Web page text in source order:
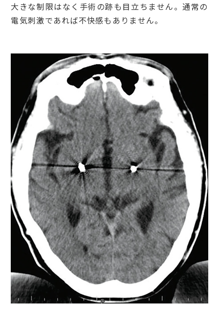
大きな制限はなく手術の跡も目立ちません。通常の
電気刺激であれば不快感もありません。